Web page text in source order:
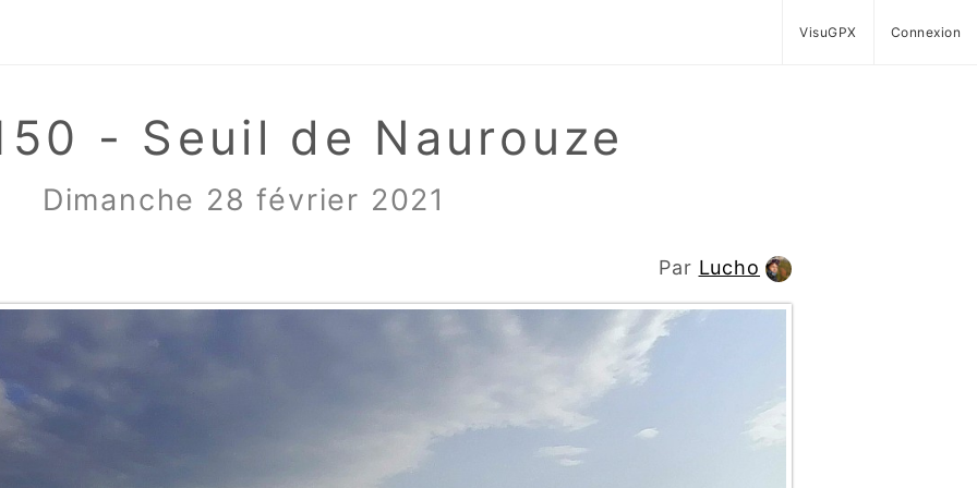
VisuGPX Connexion
- Seuil de Naurouze
Dimanche 28 février 2021
Par Lucho